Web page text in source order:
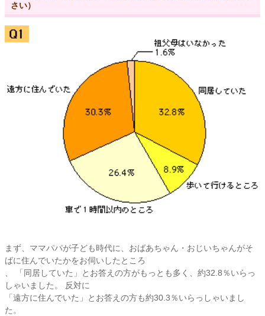
さい）
まず、ママパパが子ども時代に、おばあちゃん・おじいちゃんがそ
ばに住んでいたかをお伺いしたところ
、 「同居していた」とお答えの方がもっとも多く、約32.8％いらっ
しゃいました。 反対に
「遠方に住んでいた」とお答えの方も約30.3％いらっしゃいまし
た。